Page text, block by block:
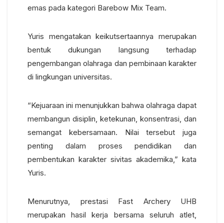
emas pada kategori Barebow Mix Team.
Yuris mengatakan keikutsertaannya merupakan
bentuk dukungan langsung terhadap
pengembangan olahraga dan pembinaan karakter
di lingkungan universitas.
“Kejuaraan ini menunjukkan bahwa olahraga dapat
membangun disiplin, ketekunan, konsentrasi, dan
semangat kebersamaan. Nilai tersebut juga
penting dalam proses pendidikan dan
pembentukan karakter sivitas akademika,” kata
Yuris.
Menurutnya, prestasi Fast Archery UHB
merupakan hasil kerja bersama seluruh atlet,